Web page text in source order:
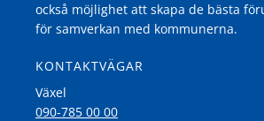
också möjlighet att skapa de bästa
för samverkan med kommunerna.
KONTAKTVÄGAR
Växel
090-785 00 00